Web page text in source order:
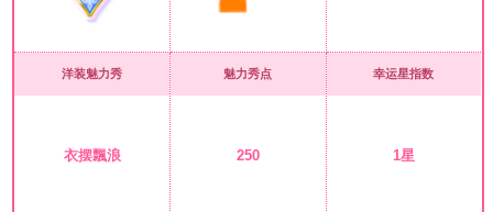
洋装魅力秀
衣摆飄浪
魅力秀点
250
幸运星指数
1星